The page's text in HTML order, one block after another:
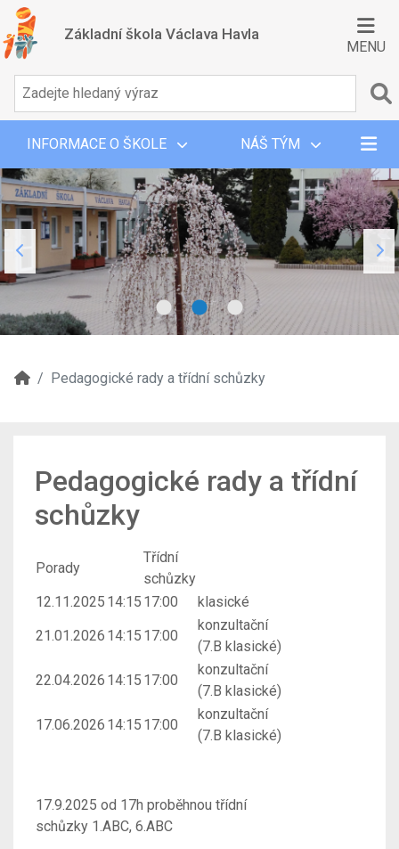
Základní škola Václava Havla
MENU
INFORMACE O ŠKOLE NÁŠ TÝM
Pedagogické rady a třídní schůzky
Pedagogické rady a třídní
schůzky
Porady
Třídní
schůzky
12.11.2025 14:15 17:00
klasické
21.01.2026 14:15 17:00
konzultační
(7.B klasické)
22.04.2026 14:15 17:00
konzultační
(7.B klasické)
17.06.2026 14:15 17:00
konzultační
(7.B klasické)
17.9.2025 od 17h proběhnou třídní
schůzky 1.ABC, 6.ABC